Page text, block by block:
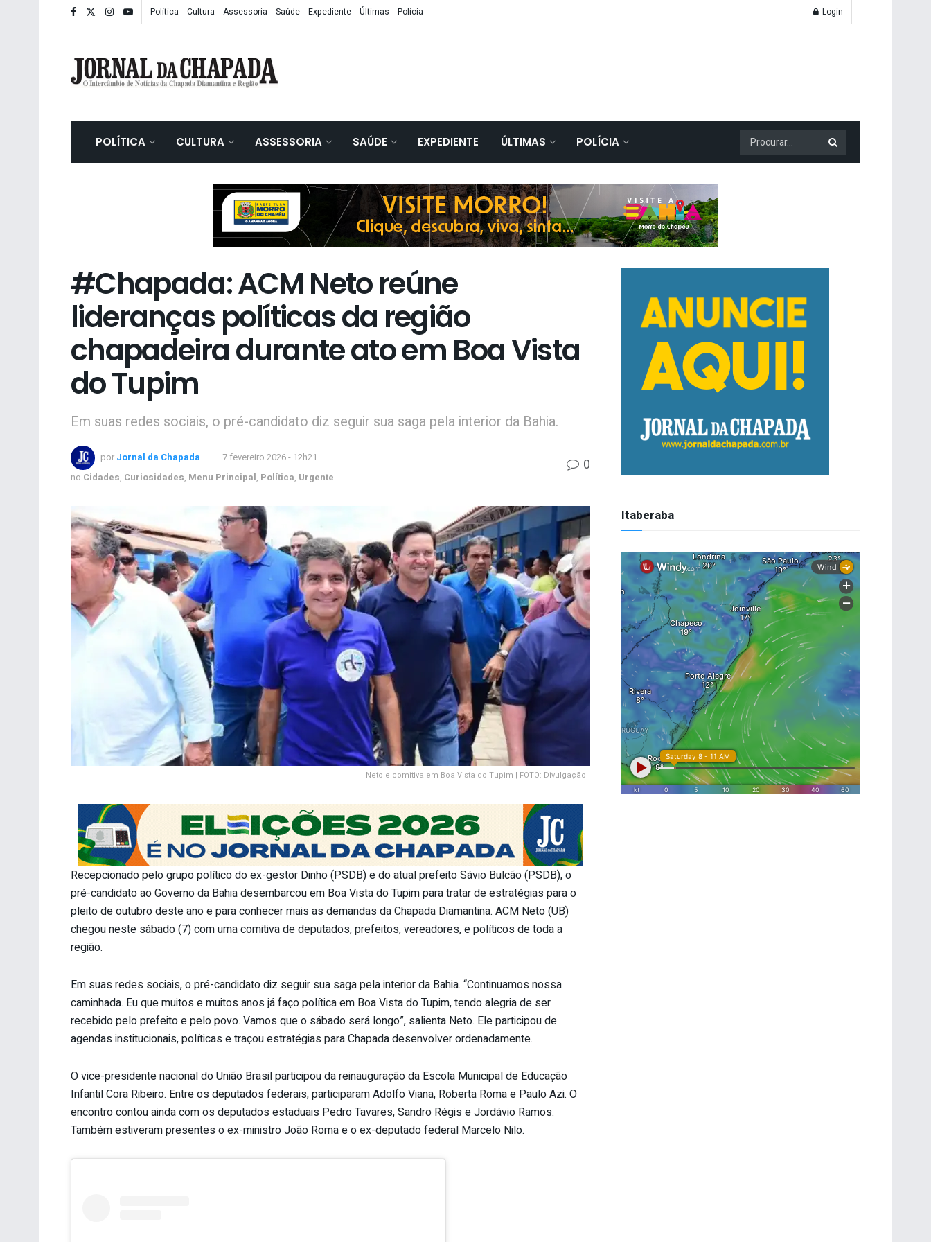
Política Cultura Assessoria Saúde Expediente Últimas Polícia Login
POLÍTICA CULTURA ASSESSORIA SAÚDE EXPEDIENTE ÚLTIMAS POLÍCIA
#Chapada: ACM Neto reúne
lideranças políticas da região
chapadeira durante ato em Boa Vista
do Tupim
Em suas redes sociais, o pré-candidato diz seguir sua saga pela interior da Bahia.
por Jornal da Chapada
7 fevereiro 2026 - 12h21
no Cidades, Curiosidades, Menu Principal, Política, Urgente
0
Neto e comitiva em Boa Vista do Tupim | FOTO: Divulgação |
Recepcionado pelo grupo político do ex-gestor Dinho (PSDB) e do atual prefeito Sávio Bulcão (PSDB), o
pré-candidato ao Governo da Bahia desembarcou em Boa Vista do Tupim para tratar de estratégias para o
pleito de outubro deste ano e para conhecer mais as demandas da Chapada Diamantina. ACM Neto (UB)
chegou neste sábado (7) com uma comitiva de deputados, prefeitos, vereadores, e políticos de toda a
região.
Em suas redes sociais, o pré-candidato diz seguir sua saga pela interior da Bahia. “Continuamos nossa
caminhada. Eu que muitos e muitos anos já faço política em Boa Vista do Tupim, tendo alegria de ser
recebido pelo prefeito e pelo povo. Vamos que o sábado será longo”, salienta Neto. Ele participou de
agendas institucionais, políticas e traçou estratégias para Chapada desenvolver ordenadamente.
O vice-presidente nacional do União Brasil participou da reinauguração da Escola Municipal de Educação
Infantil Cora Ribeiro. Entre os deputados federais, participaram Adolfo Viana, Roberta Roma e Paulo Azi. O
encontro contou ainda com os deputados estaduais Pedro Tavares, Sandro Régis e Jordávio Ramos.
Também estiveram presentes o ex-ministro João Roma e o ex-deputado federal Marcelo Nilo.
Itaberaba